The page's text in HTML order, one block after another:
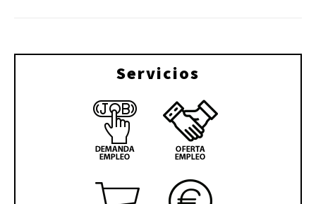
Servicios